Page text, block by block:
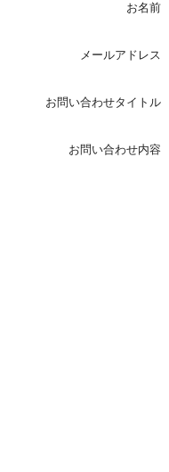
お名前
メールアドレス
お問い合わせタイトル
お問い合わせ内容